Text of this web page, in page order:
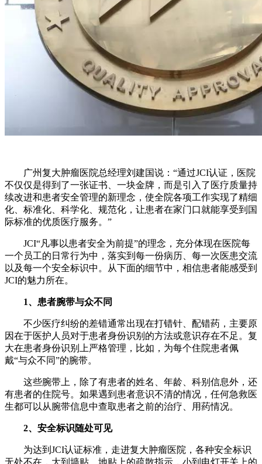
广州复大肿瘤医院总经理刘建国说：“通过JCI认证，医院
不仅仅是得到了一张证书、一块金牌，而是引入了医疗质量持
续改进和患者安全管理的新理念，使全院各项工作实现了精细
化、标准化、科学化、规范化，让患者在家门口就能享受到国
际标准的优质医疗服务。”
JCI“凡事以患者安全为前提”的理念，充分体现在医院每
一个员工的日常行为中，落实到每一份病历、每一次医患交流
以及每一个安全标识中。从下面的细节中，相信患者能感受到
JCI的魅力所在。
1、患者腕带与众不同
不少医疗纠纷的差错通常出现在打错针、配错药，主要原
因在于医护人员对于患者身份识别的方法或意识存在不足。复
大在患者身份识别上严格管理，比如，为每个住院患者佩
戴“与众不同”的腕带。
这些腕带上，除了有患者的姓名、年龄、科别信息外，还
有患者的住院号。如果遇到患者意识不清的情况，任何急救医
生都可以从腕带信息中查取患者之前的治疗、用药情况。
2、安全标识随处可见
为达到JCI认证标准，走进复大肿瘤医院，各种安全标识
无处不在，大到墙贴、地贴上的疏散指示，小到电灯开关上的